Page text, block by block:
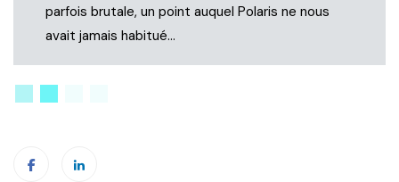
parfois brutale, un point auquel Polaris ne nous
avait jamais habitué…